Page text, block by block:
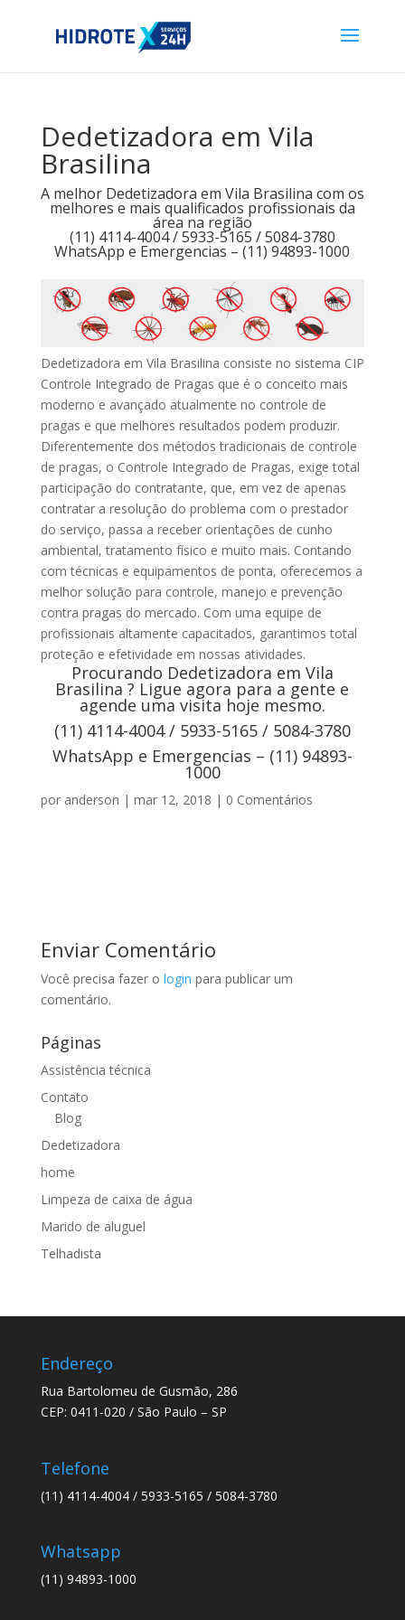
Dedetizadora em Vila
Brasilina
A melhor Dedetizadora em Vila Brasilina com os
melhores e mais qualificados profissionais da
área na região
(11) 4114-4004 / 5933-5165 / 5084-3780
WhatsApp e Emergencias – (11) 94893-1000
Dedetizadora em Vila Brasilina consiste no sistema CIP
Controle Integrado de Pragas que é o conceito mais
moderno e avançado atualmente no controle de
pragas e que melhores resultados podem produzir.
Diferentemente dos métodos tradicionais de controle
de pragas, o Controle Integrado de Pragas, exige total
participação do contratante, que, em vez de apenas
contratar a resolução do problema com o prestador
do serviço, passa a receber orientações de cunho
ambiental, tratamento físico e muito mais. Contando
com técnicas e equipamentos de ponta, oferecemos a
melhor solução para controle, manejo e prevenção
contra pragas do mercado. Com uma equipe de
profissionais altamente capacitados, garantimos total
proteção e efetividade em nossas atividades.
Procurando Dedetizadora em Vila
Brasilina ? Ligue agora para a gente e
agende uma visita hoje mesmo.
(11) 4114-4004 / 5933-5165 / 5084-3780
WhatsApp e Emergencias – (11) 94893-
1000
por anderson | mar 12, 2018 | 0 Comentários
Enviar Comentário
Você precisa fazer o login para publicar um
comentário.
Páginas
Assistência técnica
Contato
Blog
Dedetizadora
home
Limpeza de caixa de água
Marido de aluguel
Telhadista
Endereço
Rua Bartolomeu de Gusmão, 286
CEP: 0411-020 / São Paulo – SP
Telefone
(11) 4114-4004 / 5933-5165 / 5084-3780
Whatsapp
(11) 94893-1000